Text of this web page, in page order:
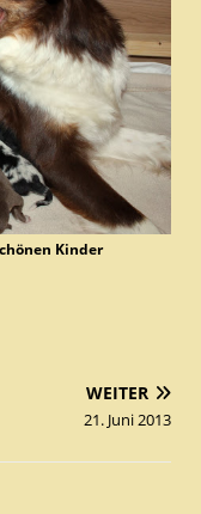
Kinder
WEITER
21. Juni 2013